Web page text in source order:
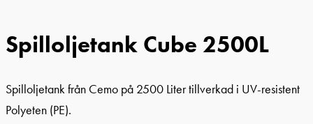
Spilloljetank Cube 2500L
Spilloljetank från Cemo på 2500 Liter tillverkad i UV-resistent
Polyeten (PE).